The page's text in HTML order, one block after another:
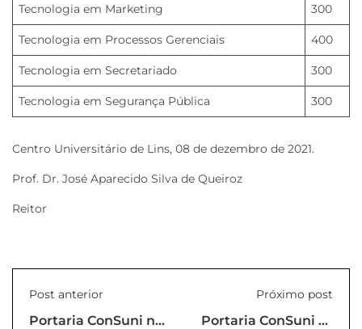
Tecnologia em Marketing 300
Tecnologia em Processos Gerenciais 400
Tecnologia em Secretariado 300
Tecnologia em Segurança Pública 300
Centro Universitário de Lins, 08 de dezembro de 2021.
Prof. Dr. José Aparecido Silva de Queiroz
Reitor
Post anterior
Portaria ConSuni nº
Próximo post
Portaria ConSuni nº